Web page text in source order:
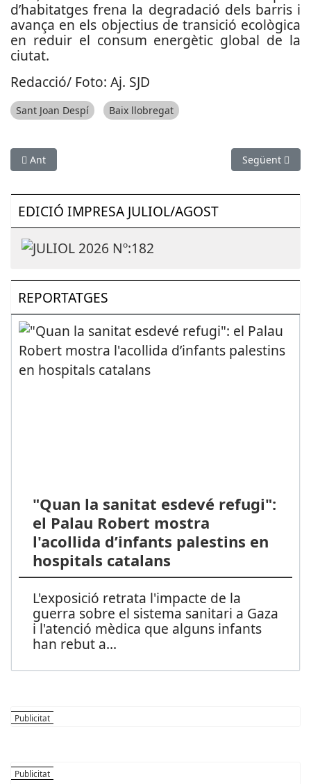
d’habitatges frena la degradació dels barris i
avança en els objectius de transició ecològica
en reduir el consum energètic global de la
ciutat.
Redacció/ Foto: Aj. SJD
Sant Joan Despí Baix llobregat
Article anterior: L'English Day aplega més de 450 alumnes
Ant Article
Següent
EDICIÓ IMPRESA JULIOL/AGOST
REPORTATGES
"Quan la sanitat esdevé refugi":
el Palau Robert mostra
l'acollida d’infants palestins en
hospitals catalans
L'exposició retrata l'impacte de la
guerra sobre el sistema sanitari a Gaza
i l'atenció mèdica que alguns infants
han rebut a...